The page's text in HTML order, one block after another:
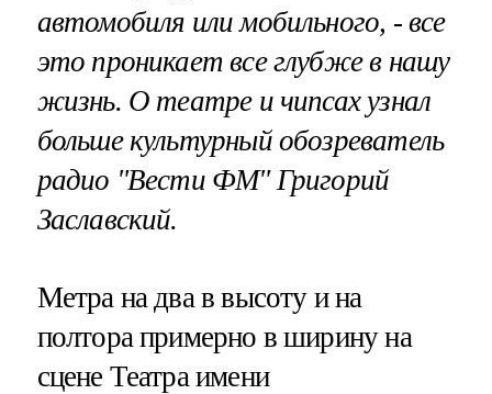
автомобиля или мобильного, - все
это проникает все глубже в нашу
жизнь. О театре и чипсах узнал
больше культурный обозреватель
радио "Вести ФМ"Григорий
Заславский.
Метра на два в высоту и на
полтора примерно в ширину на
сцене Театра имени